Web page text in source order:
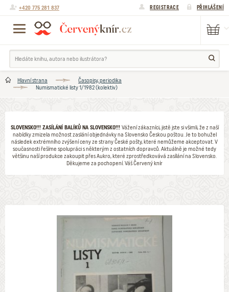
+420 775 281 837 REGISTRACE PŘIHLÁŠENÍ
Hlavní strana
Časopisy, periodika
Numismatické listy 1/1982 (kolektiv)
SLOVENSKO!!! ZASÍLÁNÍ BALÍKŮ NA SLOVENSKO!!! Vážení zákazníci, jistě jste si všimli, že z naší
nabídky zmizela možnost zaslání objednávky na Slovensko Českou poštou. Je to bohužel
následek extrémního zvýšení ceny ze strany České pošty, které nemůžeme akceptovat. V
současnosti řešíme spolupráci s některým z ostatních dopravců. Aktuálně je možné tedy
většinu naší produkce zakoupit přes Aukro, které zprostředkovává zasílání na Slovensko.
Děkujeme za pochopení. Váš Červený knír